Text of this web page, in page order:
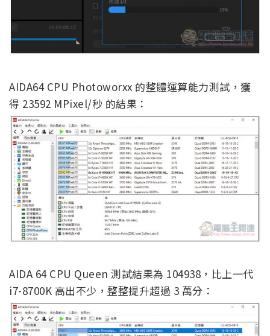
AIDA64 CPU Photoworxx 的整體運算能力測試，獲
得 23592 MPixel/秒 的結果：
AIDA 64 CPU Queen 測試結果為 104938，比上一代
i7-8700K 高出不少，整整提升超過 3 萬分：